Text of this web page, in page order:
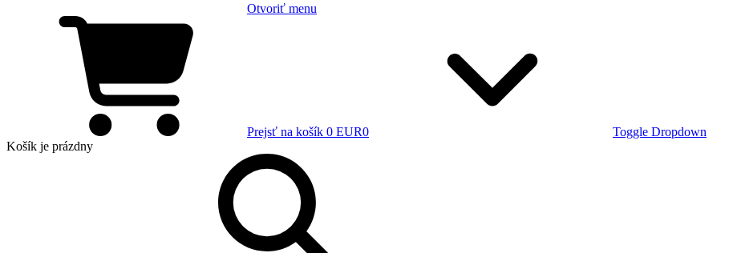
Otvoriť menu
Prejsť na košík 0 EUR0
Toggle Dropdown
Košík je prázdny